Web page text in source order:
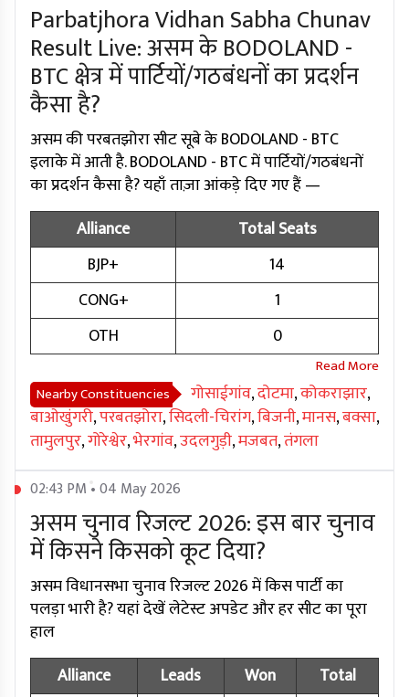
Parbatjhora Vidhan Sabha Chunav
Result Live: असम के BODOLAND -
BTC क्षेत्र में पार्टियों/गठबंधनों का प्रदर्शन
कैसा है?
असम की परबतझोरा सीट सूबे के BODOLAND - BTC
इलाके में आती है. BODOLAND - BTC में पार्टियों/गठबंधनों
का प्रदर्शन कैसा है? यहाँ ताज़ा आंकड़े दिए गए हैं —
Alliance
Total Seats
BJP+
14
CONG+
1
OTH
0
Nearby Constituencies गोसाईगांव,दोटमा,कोकराझार,
बाओखुंगरी,परबतझोरा,सिदली-चिरांग,बिजनी,मानस,बक्सा,
तामुलपुर,गोरेश्वेर,भेरगांव,उदलगुड़ी,मजबत,तंगला
02:43 PM • 04 May 2026
असम चुनाव रिजल्ट 2026: इस बार चुनाव
में किसने किसको कूट दिया?
असम विधानसभा चुनाव रिजल्ट 2026 में किस पार्टी का
पलड़ा भारी है? यहां देखें लेटेस्ट अपडेट और हर सीट का पूरा
हाल
Alliance
Leads Won
Total